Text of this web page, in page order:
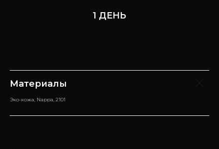
1 ДЕНЬ
Материалы
Эко-кожа, Nappa, 2101